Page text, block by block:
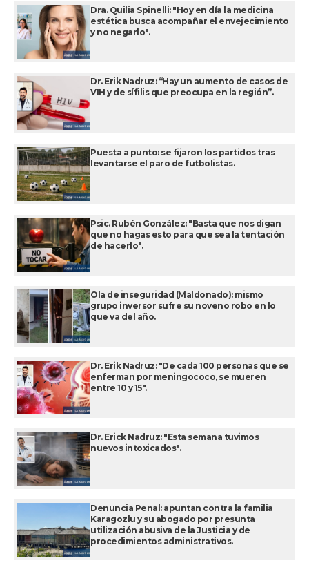
Dra. Quilia Spinelli: "Hoy en día la medicina
estética busca acompañar el envejecimiento
y no negarlo".
Dr. Erik Nadruz: “Hay un aumento de casos de
VIH y de sífilis que preocupa en la región”.
Puesta a punto: se fijaron los partidos tras
levantarse el paro de futbolistas.
Psic. Rubén González: "Basta que nos digan
que no hagas esto para que sea la tentación
de hacerlo".
Ola de inseguridad (Maldonado): mismo
grupo inversor sufre su noveno robo en lo
que va del año.
Dr. Erik Nadruz: "De cada 100 personas que se
enferman por meningococo, se mueren
entre 10 y 15".
Dr. Erick Nadruz: "Esta semana tuvimos
nuevos intoxicados".
Denuncia Penal: apuntan contra la familia
Karagozlu y su abogado por presunta
utilización abusiva de la Justicia y de
procedimientos administrativos.